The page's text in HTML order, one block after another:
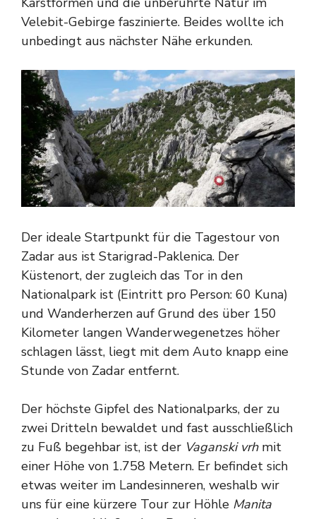
Velebit-Gebirge faszinierte. Beides wollte ich
unbedingt aus nächster Nähe erkunden.
Der ideale Startpunkt für die Tagestour von
Zadar aus ist Starigrad-Paklenica. Der
Küstenort, der zugleich das Tor in den
Nationalpark ist (Eintritt pro Person: 60 Kuna)
und Wanderherzen auf Grund des über 150
Kilometer langen Wanderwegenetzes höher
schlagen lässt, liegt mit dem Auto knapp eine
Stunde von Zadar entfernt.
Der höchste Gipfel des Nationalparks, der zu
zwei Dritteln bewaldet und fast ausschließlich
zu Fuß begehbar ist, ist der Vaganski vrhmit
einer Höhe von 1.758 Metern. Er befindet sich
etwas weiter im Landesinneren, weshalb wir
uns für eine kürzere Tour zur Höhle Manita